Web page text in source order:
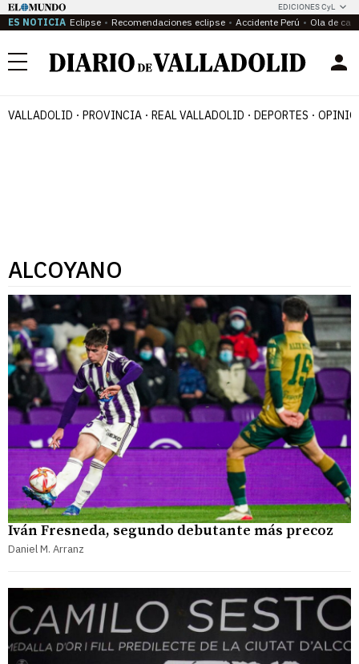
EDICIONES CyL
ES NOTICIA Eclipse Recomendaciones eclipse Accidente Perú Ola de
Menú
VALLADOLID PROVINCIA REAL VALLADOLID DEPORTES
ALCOYANO
Iván Fresneda, segundo debutante más precoz
Daniel M. Arranz